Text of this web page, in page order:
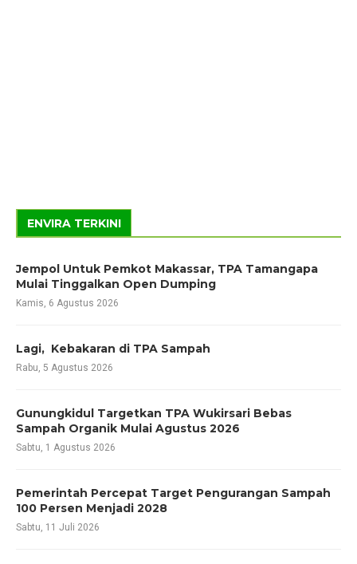
ENVIRA TERKINI
Jempol Untuk Pemkot Makassar, TPA Tamangapa
Mulai Tinggalkan Open Dumping
Kamis, 6 Agustus 2026
Lagi, Kebakaran di TPA Sampah
Rabu, 5 Agustus 2026
Gunungkidul Targetkan TPA Wukirsari Bebas
Sampah Organik Mulai Agustus 2026
Sabtu, 1 Agustus 2026
Pemerintah Percepat Target Pengurangan Sampah
100 Persen Menjadi 2028
Sabtu, 11 Juli 2026